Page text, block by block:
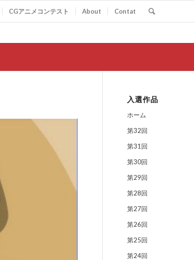
CGアニメコンテスト About Contat
入選作品
ホーム
第32回
第31回
第30回
第29回
第28回
第27回
第26回
第25回
第24回